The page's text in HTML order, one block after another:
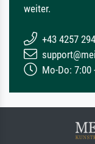
weiter.
+43 4257
Mo-Do: 7:00